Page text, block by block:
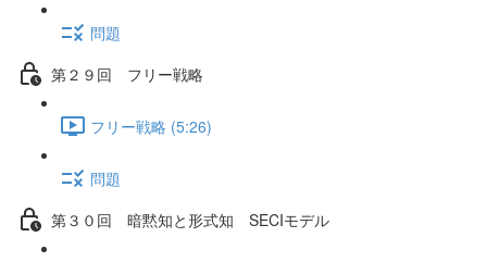
問題
第２９回 フリー戦略
フリー戦略 (5:26)
問題
第３０回 暗黙知と形式知 SECIモデル